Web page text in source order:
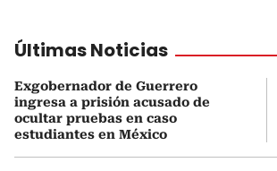
Últimas Noticias
Exgobernador de Guerrero
ingresa a prisión acusado de
ocultar pruebas en caso
estudiantes en México